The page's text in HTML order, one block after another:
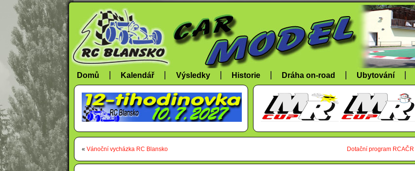
Domů Kalendář Výsledky Historie Dráha on-road Ubytování
« Vánoční vycházka RC Blansko Dotační program RCAČR